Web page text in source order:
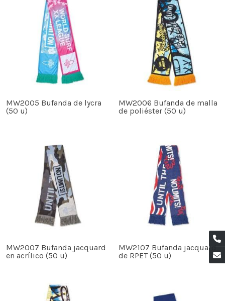
MW2005 Bufanda de lycra
(50 u)
MW2006 Bufanda de malla
de poliéster (50 u)
MW2007 Bufanda jacquard
en acrílico (50 u)
MW2107 Bufanda jacquard
de RPET (50 u)